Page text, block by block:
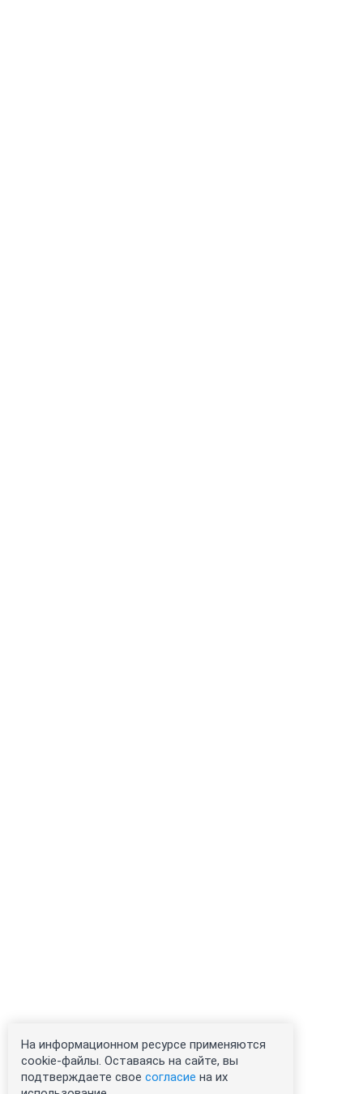
На информационном ресурсе применяются
cookie-файлы. Оставаясь на сайте, вы
подтверждаете свое согласие на их